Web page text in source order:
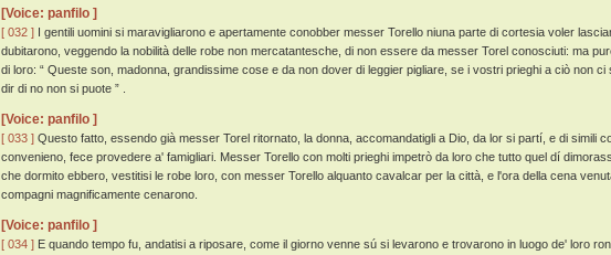
[Voice: panfilo ]
[ 032 ] I gentili uomini si maravigliarono e apertamente conobber messer Torello niuna parte di cortesia voler
dubitarono, veggendo la nobilità delle robe non mercatantesche, di non essere da messer Torel conosciuti: ma
di loro: “ Queste son, madonna, grandissime cose e da non dover di leggier pigliare, se i vostri prieghi a ciò non ci
dir di no non si puote ” .
[Voice: panfilo ]
[ 033 ] Questo fatto, essendo già messer Torel ritornato, la donna, accomandatigli a Dio, da lor si partí, e di simili
convenieno, fece provedere a' famigliari. Messer Torello con molti prieghi impetrò da loro che tutto quel dí
che dormito ebbero, vestitisi le robe loro, con messer Torello alquanto cavalcar per la città, e l'ora della cena
compagni magnificamente cenarono.
[Voice: panfilo ]
[ 034 ] E quando tempo fu, andatisi a riposare, come il giorno venne sú si levarono e trovarono in luogo de' loro